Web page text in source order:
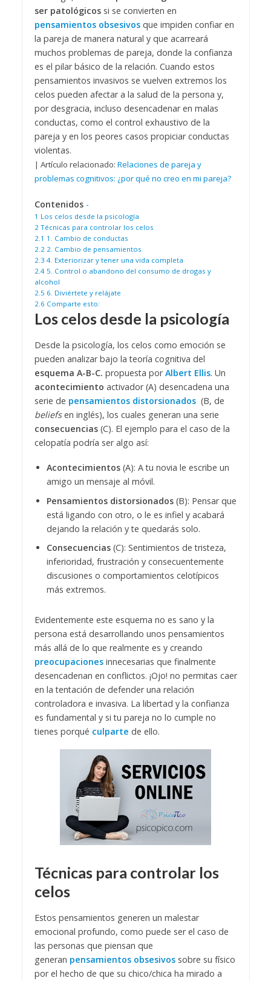
ser patológicossi se convierten en
pensamientos obsesivosque impiden confiar en
la pareja de manera natural y que acarreará
muchos problemas de pareja, donde la confianza
es el pilar básico de la relación. Cuando estos
pensamientos invasivos se vuelven extremos los
celos pueden afectar a la salud de la persona y,
por desgracia, incluso desencadenar en malas
conductas, como el control exhaustivo de la
pareja y en los peores casos propiciar conductas
violentas.
| Artículo relacionado: Relaciones de pareja y
problemas cognitivos: ¿por qué no creo en mi pareja?
Contenidos -
1 Los celos desde la psicología
2 Técnicas para controlar los celos
2.1 1. Cambio de conductas
2.2 2. Cambio de pensamientos
2.3 4. Exteriorizar y tener una vida completa
2.4 5. Control o abandono del consumo de drogas y
alcohol
2.5 6. Diviértete y relájate
2.6 Comparte esto:
Los celos desde la psicología
Desde la psicología, los celos como emoción se
pueden analizar bajo la teoría cognitiva del
esquema A-B-C. propuesta porAlbert Ellis. Un
acontecimiento activador (A) desencadena una
serie de pensamientos distorsionados(B, de
beliefsen inglés), los cuales generan una serie
consecuencias(C). El ejemplo para el caso de la
celopatía podría ser algo así:
Acontecimientos(A): A tu novia le escribe un
amigo un mensaje al móvil.
Pensamientos distorsionados(B): Pensar que
está ligando con otro, o le es infiel y acabará
dejando la relación y te quedarás solo.
Consecuencias(C): Sentimientos de tristeza,
inferioridad, frustración y consecuentemente
discusiones o comportamientos celotípicos
más extremos.
Evidentemente este esquema no es sano y la
persona está desarrollando unos pensamientos
más allá de lo que realmente es y creando
preocupacionesinnecesarias que finalmente
desencadenan en conflictos. ¡Ojo! no permitas caer
en la tentación de defender una relación
controladora e invasiva. La libertad y la confianza
es fundamental y si tu pareja no lo cumple no
tienes porqué culparte de ello.
Técnicas para controlar los
celos
Estos pensamientos generen un malestar
emocional profundo, como puede ser el caso de
las personas que piensan que
generan pensamientos obsesivossobre su físico
por el hecho de que su chico/chica ha mirado a